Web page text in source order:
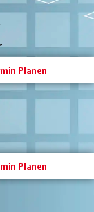
Planen
Planen